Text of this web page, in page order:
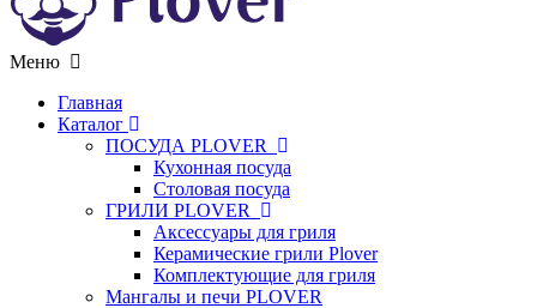
Меню
Главная
Каталог
ПОСУДА PLOVER
Кухонная посуда
Столовая посуда
ГРИЛИ PLOVER
Аксессуары для гриля
Керамические грили Plover
Комплектующие для гриля
Мангалы и печи PLOVER